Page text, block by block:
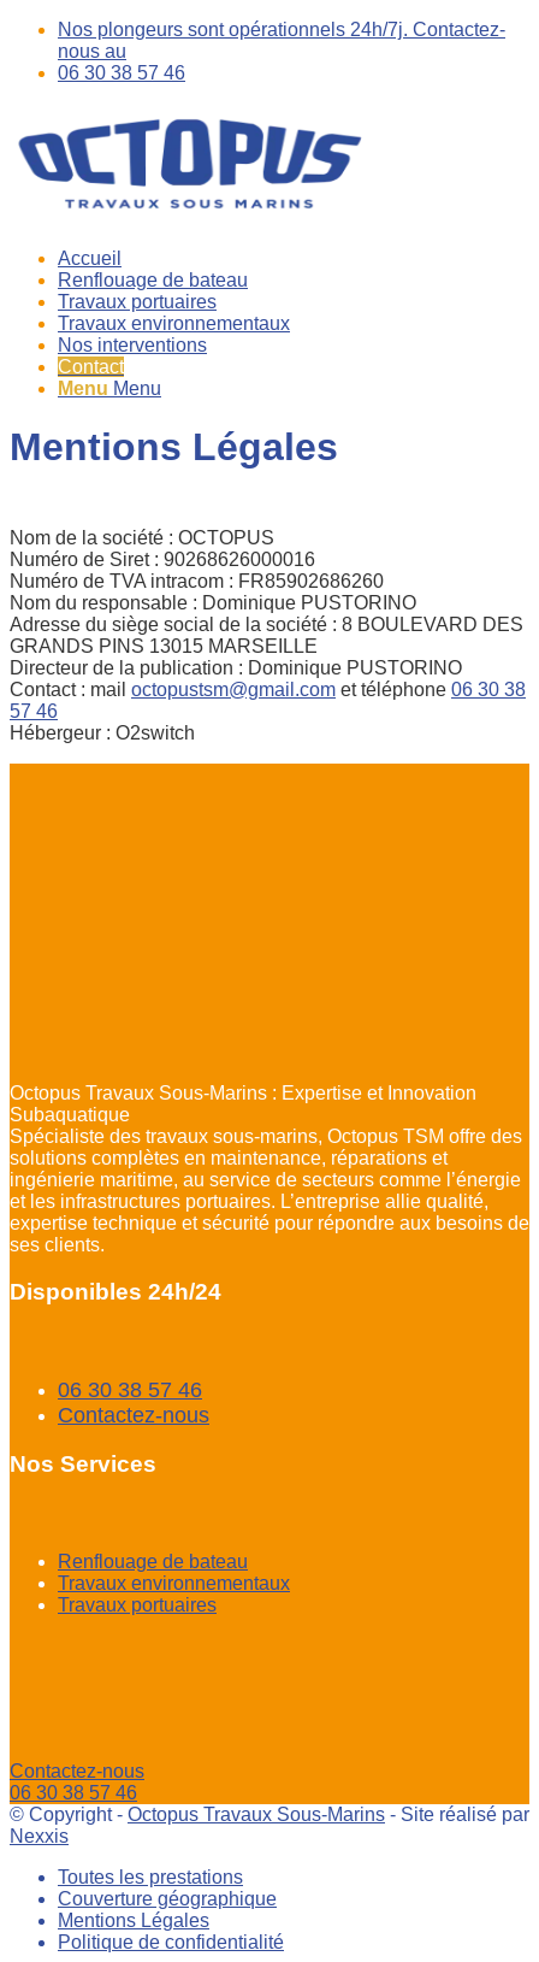
Nos plongeurs sont opérationnels 24h/7j. Contactez-
nous au
06 30 38 57 46
Accueil
Renflouage de bateau
Travaux portuaires
Travaux environnementaux
Nos interventions
Contact
Menu Menu
Mentions Légales
Nom de la société : OCTOPUS
Numéro de Siret : 90268626000016
Numéro de TVA intracom : FR85902686260
Nom du responsable : Dominique PUSTORINO
Adresse du siège social de la société : 8 BOULEVARD DES
GRANDS PINS 13015 MARSEILLE
Directeur de la publication : Dominique PUSTORINO
Contact : mail octopustsm@gmail.com et téléphone 06 30 38
57 46
Hébergeur : O2switch
Octopus Travaux Sous-Marins : Expertise et Innovation
Subaquatique
Spécialiste des travaux sous-marins, Octopus TSM offre des
solutions complètes en maintenance, réparations et
ingénierie maritime, au service de secteurs comme l’énergie
et les infrastructures portuaires. L’entreprise allie qualité,
expertise technique et sécurité pour répondre aux besoins de
ses clients.
Disponibles 24h/24
06 30 38 57 46
Contactez-nous
Nos Services
Renflouage de bateau
Travaux environnementaux
Travaux portuaires
Contactez-nous
06 30 38 57 46
© Copyright - Octopus Travaux Sous-Marins - Site réalisé par
Nexxis
Toutes les prestations
Couverture géographique
Mentions Légales
Politique de confidentialité